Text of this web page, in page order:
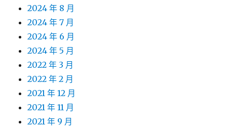
2024 年 8 月
2024 年 7 月
2024 年 6 月
2024 年 5 月
2022 年 3 月
2022 年 2 月
2021 年 12 月
2021 年 11 月
2021 年 9 月